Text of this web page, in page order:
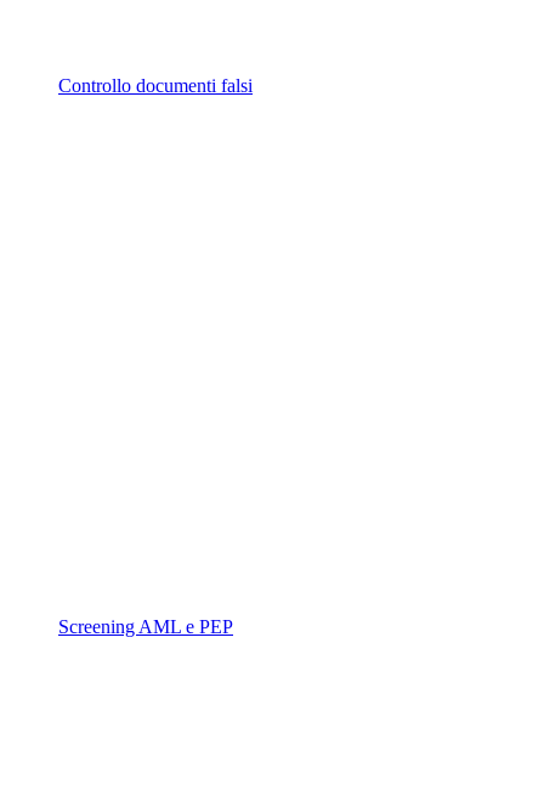
Controllo documenti falsi
Screening AML e PEP